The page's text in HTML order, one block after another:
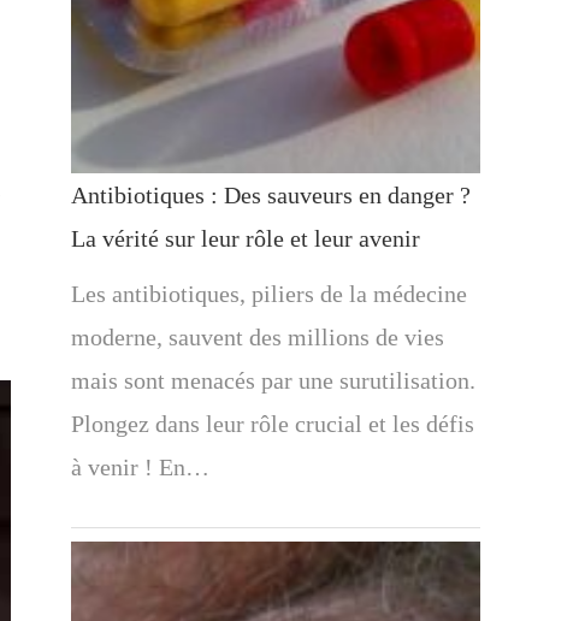
Antibiotiques : Des sauveurs en danger ?
La vérité sur leur rôle et leur avenir
Les antibiotiques, piliers de la médecine
moderne, sauvent des millions de vies
mais sont menacés par une surutilisation.
Plongez dans leur rôle crucial et les défis
à venir ! En…